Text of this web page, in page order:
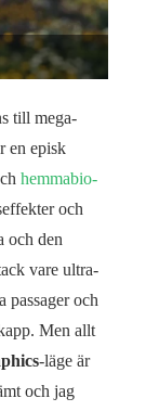
till mega-
en episk
hemmabio-
och
och den
vare ultra-
passager och
Men allt
-läge är
och jag